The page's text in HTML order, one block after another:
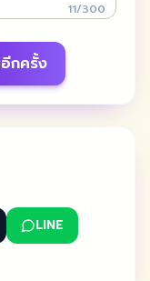
11/300
กครั้ง
LINE